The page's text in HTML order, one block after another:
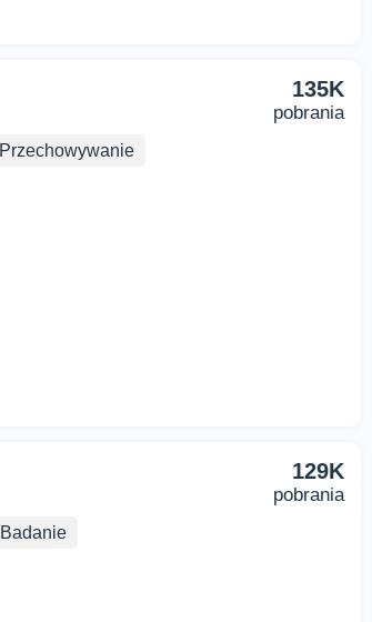
Przechowywanie
135K
pobrania
Badanie
129K
pobrania